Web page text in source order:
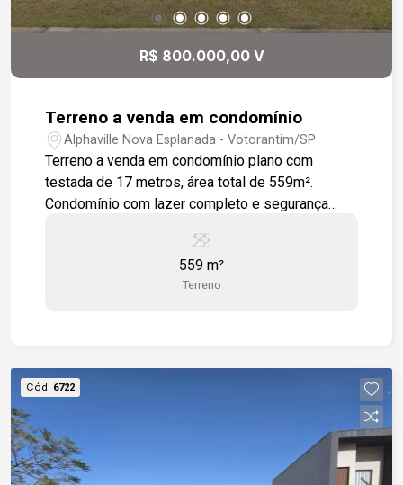
R$ 800.000,00 V
Terreno a venda em condomínio
Alphaville Nova Esplanada - Votorantim/SP
Terreno a venda em condomínio plano com
testada de 17 metros, área total de 559m².
Condomínio com lazer completo e segurança
559 m²
Terreno
Cód. 6722